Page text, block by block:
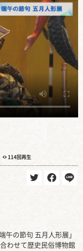
114回再生
午の節句 五月人形展」
わせて歴史民俗博物館